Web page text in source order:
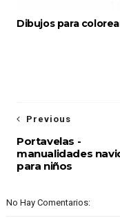
Dibujos para
Previous
Portavelas -
manualidades
para niños
No Hay Comentarios: